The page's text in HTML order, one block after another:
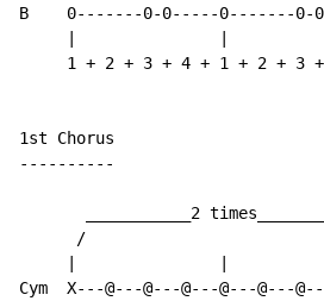
B    0-------0-0-----0-------0-
1 + 2 + 3 + 4 + 1 + 2 + 3
1st Chorus
----------
___________2
      /
Cym  X---@---@---@---@---